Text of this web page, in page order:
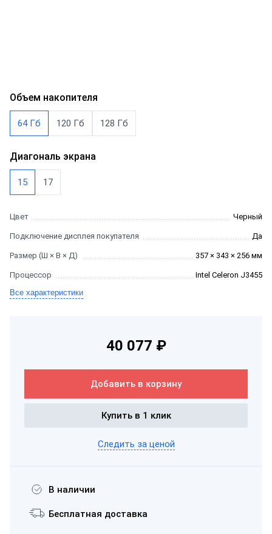
Объем накопителя
64 Гб 120 Гб 128 Гб
Диагональ экрана
15 17
Цвет Черный
Подключение дисплея покупателя Да
Размер (Ш × В × Д) 357 × 343 × 256 мм
Процессор
Intel Celeron J3455
Все характеристики
40 077 ₽
Добавить в корзину
Купить в 1 клик
Следить за ценой
В наличии
Бесплатная доставка